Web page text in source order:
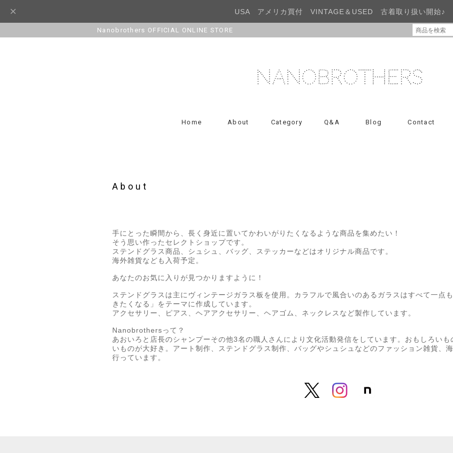
USA アメリカ買付 VINTAGE＆USED 古着取り扱い開始♪
Nanobrothers OFFICIAL ONLINE STORE
Home About Category Q&A Blog Contact
About
手にとった瞬間から、長く身近に置いてかわいがりたくなるような商品を集めたい！
そう思い作ったセレクトショップです。
ステンドグラス商品、シュシュ、バッグ、ステッカーなどはオリジナル商品です。
海外雑貨なども入荷予定。
あなたのお気に入りが見つかりますように！
ステンドグラスは主にヴィンテージガラス板を使用。カラフルで風合いのあるガラスはすべて一点
きたくなる」をテーマに作成しています。
アクセサリー、ピアス、ヘアアクセサリー、ヘアゴム、ネックレスなど製作しています。
Nanobrothersって？
あおいろと店長のシャンプーその他3名の職人さんにより文化活動発信をしています。おもしろい
いものが大好き。アート制作、ステンドグラス制作、バッグやシュシュなどのファッション雑貨、
行っています。